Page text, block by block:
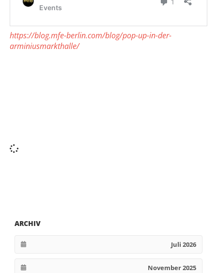
https://blog.mfe-berlin.com/blog/pop-up-in-der-
arminiusmarkthalle/
ARCHIV
Juli 2026
November 2025